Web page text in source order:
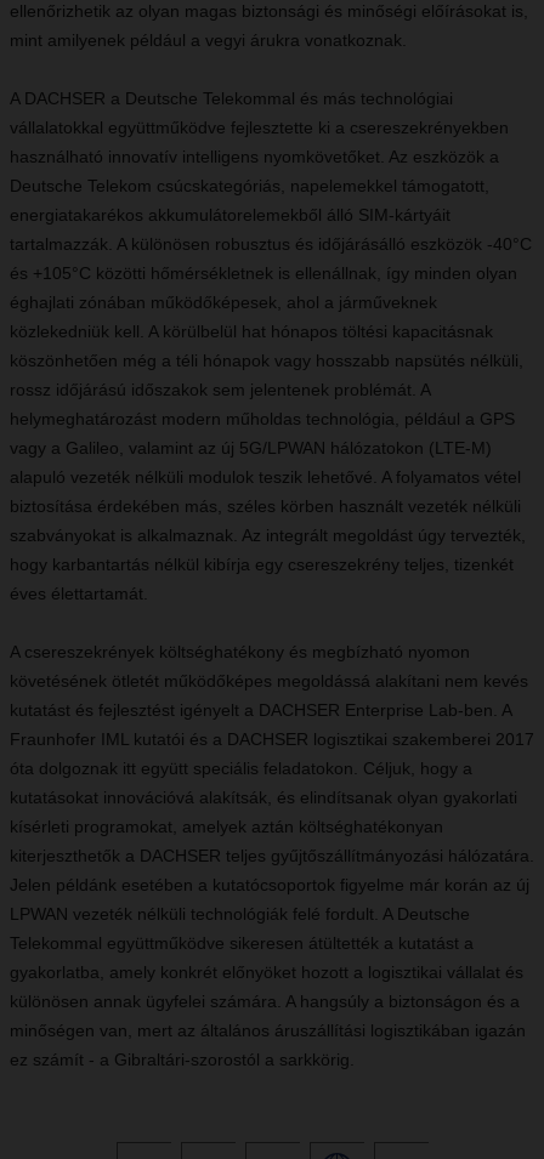
ellenőrizhetik az olyan magas biztonsági és minőségi előírásokat is,
mint amilyenek például a vegyi árukra vonatkoznak.
A DACHSER a Deutsche Telekommal és más technológiai
vállalatokkal együttműködve fejlesztette ki a csereszekrényekben
használható innovatív intelligens nyomkövetőket. Az eszközök a
Deutsche Telekom csúcskategóriás, napelemekkel támogatott,
energiatakarékos akkumulátorelemekből álló SIM-kártyáit
tartalmazzák. A különösen robusztus és időjárásálló eszközök -40°C
és +105°C közötti hőmérsékletnek is ellenállnak, így minden olyan
éghajlati zónában működőképesek, ahol a járműveknek
közlekedniük kell. A körülbelül hat hónapos töltési kapacitásnak
köszönhetően még a téli hónapok vagy hosszabb napsütés nélküli,
rossz időjárású időszakok sem jelentenek problémát. A
helymeghatározást modern műholdas technológia, például a GPS
vagy a Galileo, valamint az új 5G/LPWAN hálózatokon (LTE-M)
alapuló vezeték nélküli modulok teszik lehetővé. A folyamatos vétel
biztosítása érdekében más, széles körben használt vezeték nélküli
szabványokat is alkalmaznak. Az integrált megoldást úgy tervezték,
hogy karbantartás nélkül kibírja egy csereszekrény teljes, tizenkét
éves élettartamát.
A csereszekrények költséghatékony és megbízható nyomon
követésének ötletét működőképes megoldássá alakítani nem kevés
kutatást és fejlesztést igényelt a DACHSER Enterprise Lab-ben. A
Fraunhofer IML kutatói és a DACHSER logisztikai szakemberei 2017
óta dolgoznak itt együtt speciális feladatokon. Céljuk, hogy a
kutatásokat innovációvá alakítsák, és elindítsanak olyan gyakorlati
kísérleti programokat, amelyek aztán költséghatékonyan
kiterjeszthetők a DACHSER teljes gyűjtőszállítmányozási hálózatára.
Jelen példánk esetében a kutatócsoportok figyelme már korán az új
LPWAN vezeték nélküli technológiák felé fordult. A Deutsche
Telekommal együttműködve sikeresen átültették a kutatást a
gyakorlatba, amely konkrét előnyöket hozott a logisztikai vállalat és
különösen annak ügyfelei számára. A hangsúly a biztonságon és a
minőségen van, mert az általános áruszállítási logisztikában igazán
ez számít - a Gibraltári-szorostól a sarkkörig.